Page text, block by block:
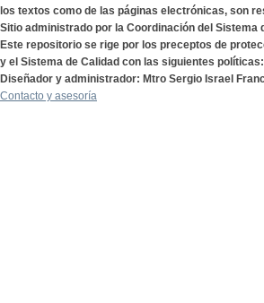
los textos como de las páginas electrónicas, son
Sitio administrado por la Coordinación del Sistema
Este repositorio se rige por los preceptos de
y el Sistema de Calidad con las siguientes políticas:
Diseñador y administrador: Mtro Sergio Israel
Contacto y asesoría